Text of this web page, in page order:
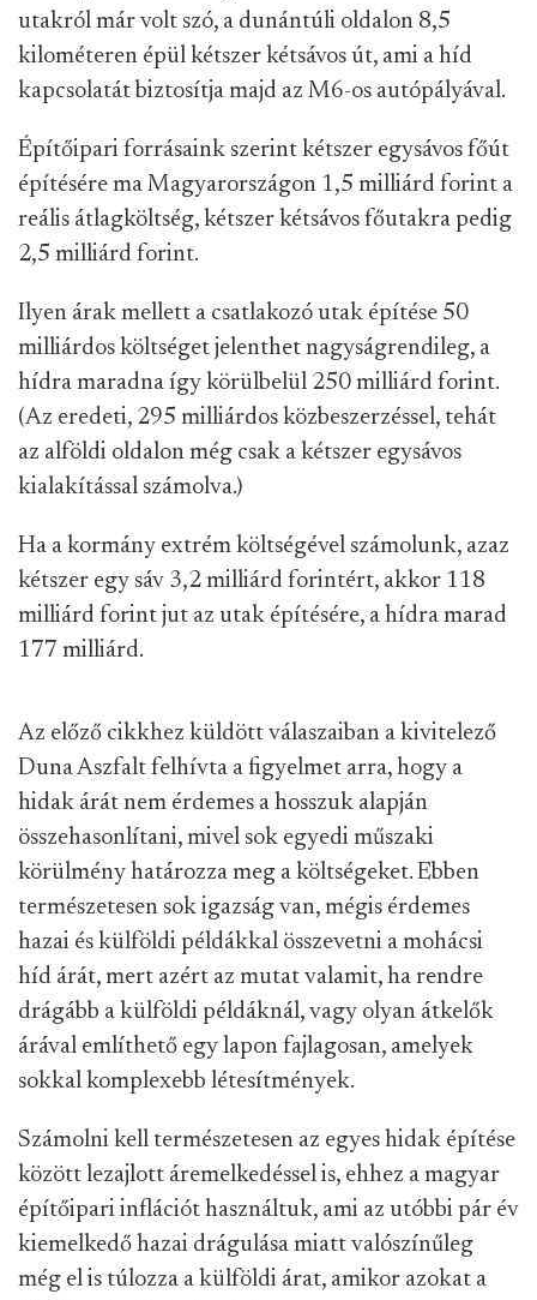
utakról már volt szó, a dunántúli oldalon 8,5
kilométeren épül kétszer kétsávos út, ami a híd
kapcsolatát biztosítja majd az M6-os autópályával.
Építőipari forrásaink szerint kétszer egysávos főút
építésére ma Magyarországon 1,5 milliárd forint a
reális átlagköltség, kétszer kétsávos főutakra pedig
2,5 milliárd forint.
Ilyen árak mellett a csatlakozó utak építése 50
milliárdos költséget jelenthet nagyságrendileg, a
hídra maradna így körülbelül 250 milliárd forint.
(Az eredeti, 295 milliárdos közbeszerzéssel, tehát
az alföldi oldalon még csak a kétszer egysávos
kialakítással számolva.)
Ha a kormány extrém költségével számolunk, azaz
kétszer egy sáv 3,2 milliárd forintért, akkor 118
milliárd forint jut az utak építésére, a hídra marad
177 milliárd.
Az előző cikkhez küldött válaszaiban a kivitelező
Duna Aszfalt felhívta a figyelmet arra, hogy a
hidak árát nem érdemes a hosszuk alapján
összehasonlítani, mivel sok egyedi műszaki
körülmény határozza meg a költségeket. Ebben
természetesen sok igazság van, mégis érdemes
hazai és külföldi példákkal összevetni a mohácsi
híd árát, mert azért az mutat valamit, ha rendre
drágább a külföldi példáknál, vagy olyan átkelők
árával említhető egy lapon fajlagosan, amelyek
sokkal komplexebb létesítmények.
Számolni kell természetesen az egyes hidak építése
között lezajlott áremelkedéssel is, ehhez a magyar
építőipari inflációt használtuk, ami az utóbbi pár év
kiemelkedő hazai drágulása miatt valószínűleg
még el is túlozza a külföldi árat, amikor azokat a